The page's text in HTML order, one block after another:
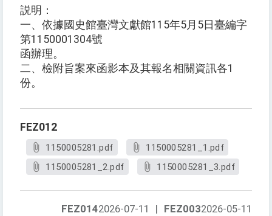
説明：
一、依據國史館臺灣文獻館115年5月5日臺編字
第1150001304號
函辦理。
二、檢附旨案來函影本及其報名相關資訊各1
份。
FEZ012
1150005281.pdf
1150005281_1.pdf
1150005281_2.pdf
1150005281_3.pdf
FEZ0032026-05-11
FEZ0142026-07-11
|